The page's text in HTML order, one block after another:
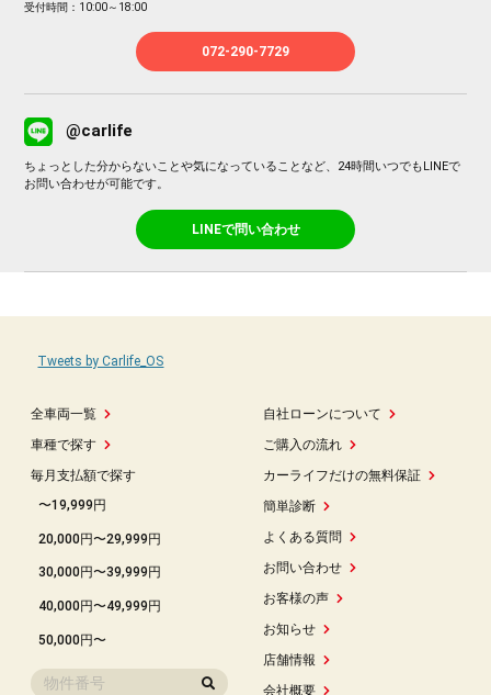
受付時間：10:00～18:00
072-290-7729
@carlife
ちょっとした分からないことや気になっていることなど、24時間いつでもLINEで
お問い合わせが可能です。
LINEで問い合わせ
全車両一覧
車種で探す
毎月支払額で探す
〜19,999円
20,000円〜29,999円
30,000円〜39,999円
40,000円〜49,999円
50,000円〜
自社ローンについて
ご購入の流れ
カーライフだけの無料保証
簡単診断
よくある質問
お問い合わせ
お客様の声
お知らせ
店舗情報
会社概要
Tweets by Carlife_OS